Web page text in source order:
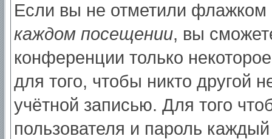
Если вы не отметили флажком
каждом посещении, вы
конференции только
для того, чтобы никто другой
учётной записью. Для того
пользователя и пароль